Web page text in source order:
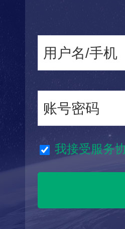
用户名/手机
账号密码
我接受服务